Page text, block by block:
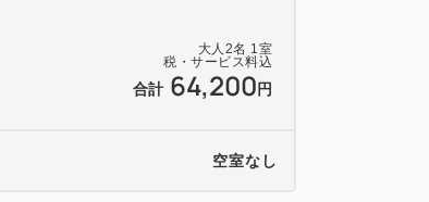
大人 2名 1室
税・サービス料込
合計 64,200 円
空室なし